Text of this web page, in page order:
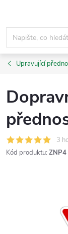
obsah
Upravující
3
Kód produktu: ZNP4